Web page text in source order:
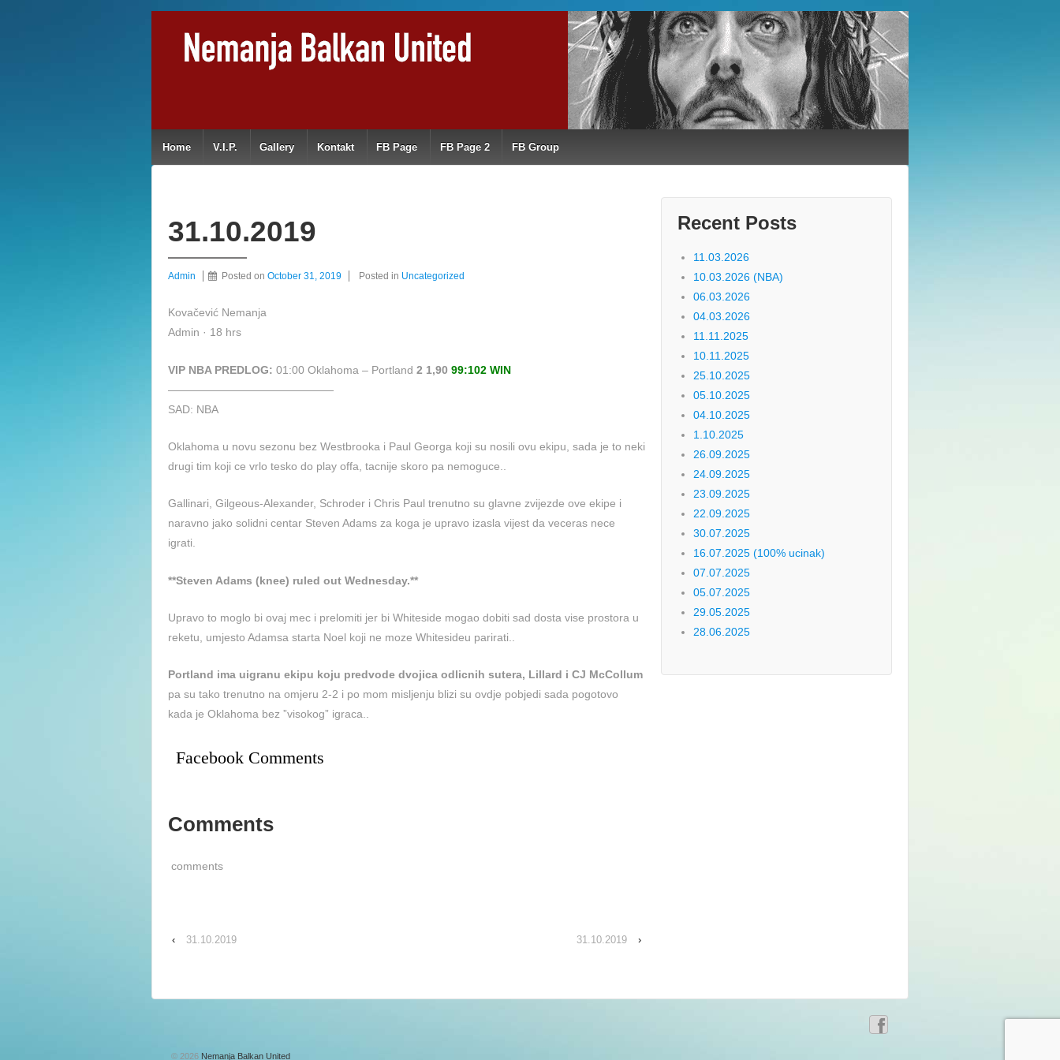
Home V.I.P. Gallery Kontakt FB Page FB Page 2 FB Group
31.10.2019
Admin Posted on October 31, 2019 Posted in Uncategorized
Kovačević Nemanja
Admin · 18 hrs
VIP NBA PREDLOG: 01:00 Oklahoma – Portland 2 1,90 99:102 WIN
———————————————
SAD: NBA
Oklahoma u novu sezonu bez Westbrooka i Paul Georga koji su nosili ovu ekipu, sada je to neki
drugi tim koji ce vrlo tesko do play offa, tacnije skoro pa nemoguce..
Gallinari, Gilgeous-Alexander, Schroder i Chris Paul trenutno su glavne zvijezde ove ekipe i
naravno jako solidni centar Steven Adams za koga je upravo izasla vijest da veceras nece
igrati.
**Steven Adams (knee) ruled out Wednesday.**
Upravo to moglo bi ovaj mec i prelomiti jer bi Whiteside mogao dobiti sad dosta vise prostora u
reketu, umjesto Adamsa starta Noel koji ne moze Whitesideu parirati..
Portland ima uigranu ekipu koju predvode dvojica odlicnih sutera, Lillard i CJ McCollum
pa su tako trenutno na omjeru 2-2 i po mom misljenju blizi su ovdje pobjedi sada pogotovo
kada je Oklahoma bez ”visokog” igraca..
Facebook Comments
Comments
comments
‹ 31.10.2019 31.10.2019 ›
Recent Posts
11.03.2026
10.03.2026 (NBA)
06.03.2026
04.03.2026
11.11.2025
10.11.2025
25.10.2025
05.10.2025
04.10.2025
1.10.2025
26.09.2025
24.09.2025
23.09.2025
22.09.2025
30.07.2025
16.07.2025 (100% ucinak)
07.07.2025
05.07.2025
29.05.2025
28.06.2025
© 2026 Nemanja Balkan United